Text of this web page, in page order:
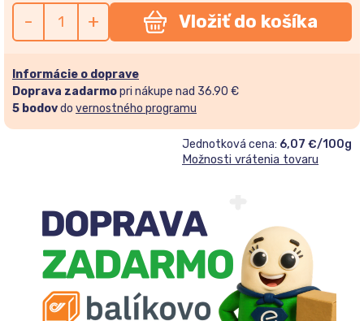
- + Vložiť do košíka
Informácie o doprave
Doprava zadarmopri nákupe nad 36.90 €
5 bodovdo vernostného programu
Jednotková cena: 6,07 €/100g
Možnosti vrátenia tovaru